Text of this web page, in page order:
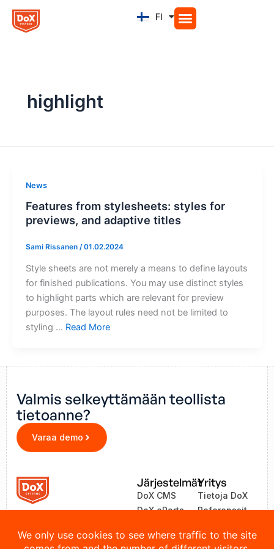
Siirry
sisältöön
FI
EN
highlight
News
Features from stylesheets: styles for
previews, and adaptive titles
Sami Rissanen /01.02.2024
Style sheets are not merely a means to define layouts
for finished publications. You may use distinct styles
to highlight parts which are relevant for preview
purposes. The layout rules need not be limited to
styling … Read More
Valmis selkeyttämään teollista
tietoanne?
Varaa demo
Järjestelmät
DoX CMS
DoX eParts
LinkOne
Yritys
Tietoja DoX
Referenssit
Yhteystiedot